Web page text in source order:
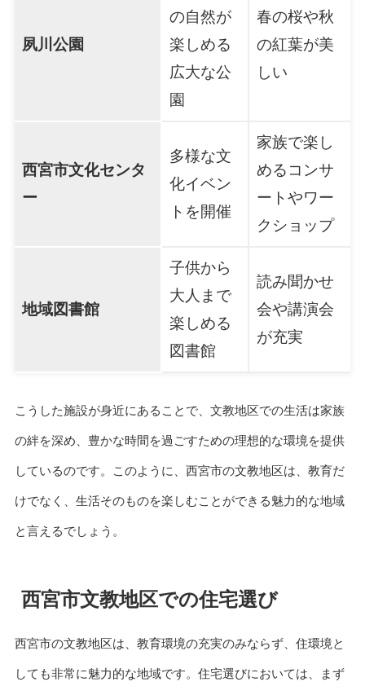
夙川公園
の自然が
楽しめる
広大な公
園
春の桜や秋
の紅葉が美
しい
西宮市文化センタ
ー
多様な文
化イベン
トを開催
家族で楽し
めるコンサ
ートやワー
クショップ
地域図書館
子供から
大人まで
楽しめる
図書館
読み聞かせ
会や講演会
が充実
こうした施設が身近にあることで、文教地区での生活は家族
の絆を深め、豊かな時間を過ごすための理想的な環境を提供
しているのです。このように、西宮市の文教地区は、教育だ
けでなく、生活そのものを楽しむことができる魅力的な地域
と言えるでしょう。
西宮市文教地区での住宅選び
西宮市の文教地区は、教育環境の充実のみならず、住環境と
しても非常に魅力的な地域です。住宅選びにおいては、まず